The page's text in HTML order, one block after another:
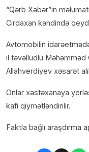
“Qərb Xəbər”in
Cırdaxan kəndində
Avtomobilin
il təvəllüdlü Məhəmməd
Allahverdiyev xəsarət
Onlar xəstəxanaya
kafi qiymətləndirilir.
Faktla bağlı araşdırma